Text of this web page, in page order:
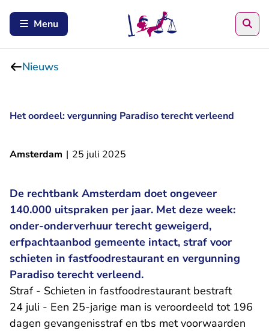
Menu
Nieuws
Het oordeel: vergunning Paradiso terecht verleend
Amsterdam | 25 juli 2025
De rechtbank Amsterdam doet ongeveer
140.000 uitspraken per jaar. Met deze week:
onder-onderverhuur terecht geweigerd,
erfpachtaanbod gemeente intact, straf voor
schieten in fastfoodrestaurant en vergunning
Paradiso terecht verleend.
Straf - Schieten in fastfoodrestaurant bestraft
24 juli - Een 25-jarige man is veroordeeld tot 196
dagen gevangenisstraf en tbs met voorwaarden